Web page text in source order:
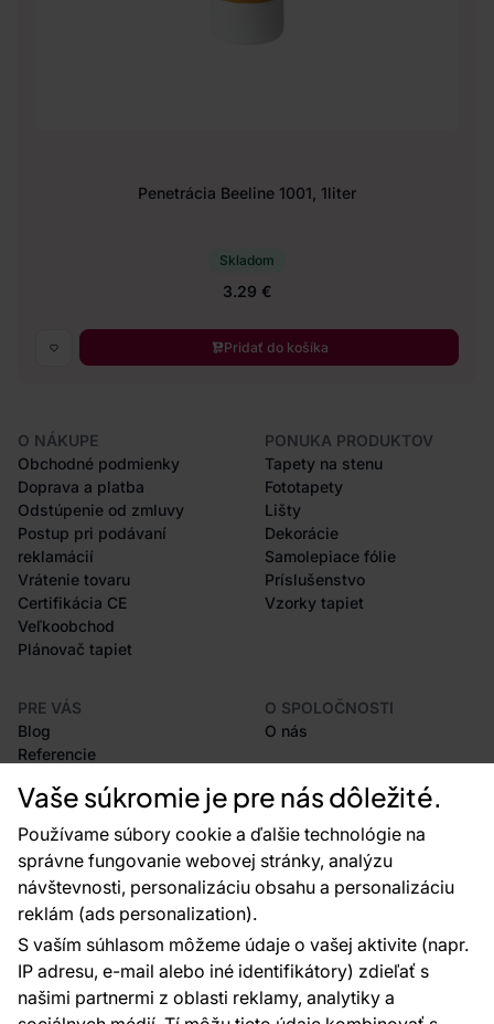
Vaše súkromie je pre nás dôležité.
Používame súbory cookie a ďalšie technológie na
správne fungovanie webovej stránky, analýzu
návštevnosti, personalizáciu obsahu a personalizáciu
reklám (ads personalization).
S vaším súhlasom môžeme údaje o vašej aktivite (napr.
IP adresu, e-mail alebo iné identifikátory) zdieľať s
našimi partnermi z oblasti reklamy, analytiky a
Penetrácia Beeline 1001, 1liter
Skladom
3.29 €
Pridať do košíka
O NÁKUPE
Obchodné podmienky
Doprava a platba
Odstúpenie od zmluvy
Postup pri podávaní
reklamácií
Vrátenie tovaru
Certifikácia CE
Veľkoobchod
Plánovač tapiet
PONUKA PRODUKTOV
Tapety na stenu
Fototapety
Lišty
Dekorácie
Samolepiace fólie
Príslušenstvo
Vzorky tapiet
PRE VÁS
Blog
Referencie
Rady a tipy
Najčastejšie otázky
O SPOLOČNOSTI
O nás
Kontakty
Sme tu pre vás 24 hodín denne, 7 dní v
týždni
+420 777 004 021